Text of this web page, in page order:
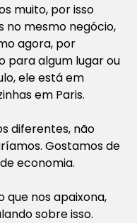
muito, por isso
no mesmo negócio,
agora, por
para algum lugar ou
ele está em
em Paris.
diferentes, não
Gostamos de
economia.
que nos apaixona,
sobre isso.